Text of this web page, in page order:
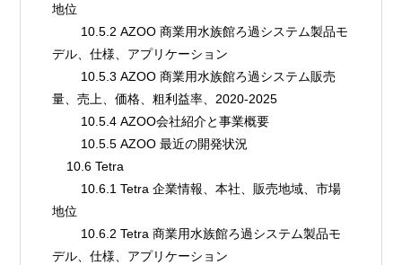
地位
デル、仕様、アプリケーション
量、売上、価格、粗利益率、2020-2025
        10.5.4 AZOO会社紹介と事業概要
        10.5.5 AZOO 最近の開発状況
    10.6 Tetra
地位
デル、仕様、アプリケーション